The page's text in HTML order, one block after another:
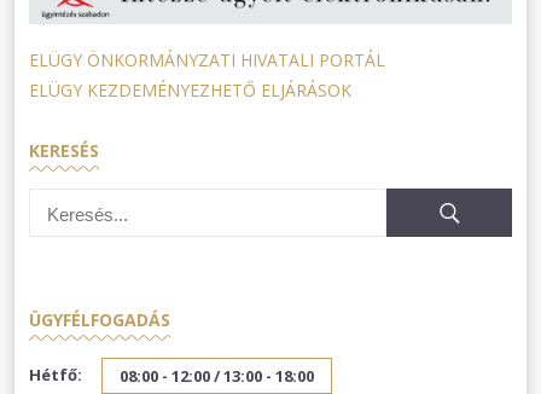
ELÜGY ÖNKORMÁNYZATI HIVATALI PORTÁL
ELÜGY KEZDEMÉNYEZHETŐ ELJÁRÁSOK
KERESÉS
ÜGYFÉLFOGADÁS
Hétfő: 08:00 - 12:00 /13:00 - 18:00